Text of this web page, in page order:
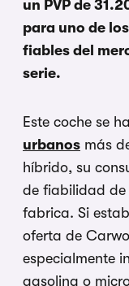
un PVP de
para uno de los
fiables del
serie.
Este coche se
urbanos más
híbrido, su
de fiabilidad de
fabrica. Si
oferta de
especialmente
gasolina o